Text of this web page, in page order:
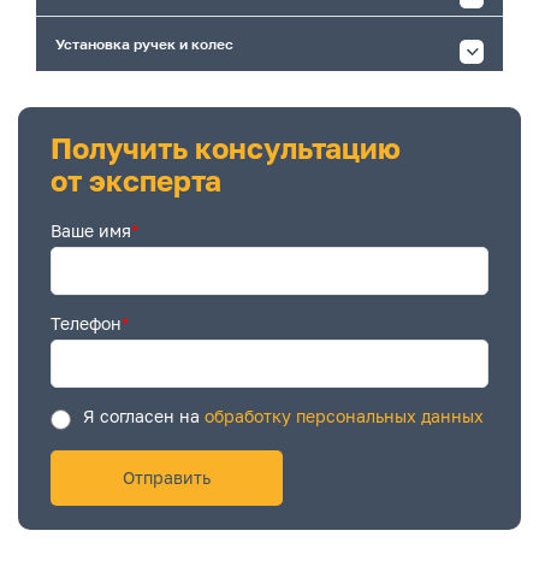
Установка ручек и колес
Получить консультацию
от эксперта
Ваше имя*
Телефон*
Я согласен на обработку персональных данных